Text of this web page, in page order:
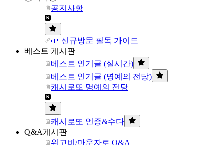
공지사항
🌱 신규방문 필독 가이드
베스트 게시판
베스트 인기글 (실시간)
베스트 인기글 (명예의 전당)
캐시로또 명예의 전당
캐시로또 인증&수다
Q&A게시판
위고비/마운자로 Q&A